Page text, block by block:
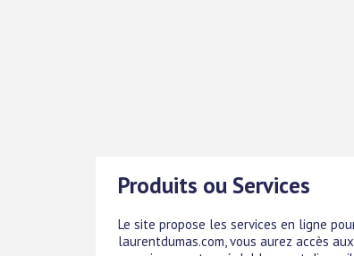
Produits ou Services
Le site propose les services en ligne
laurentdumas.com, vous aurez accès